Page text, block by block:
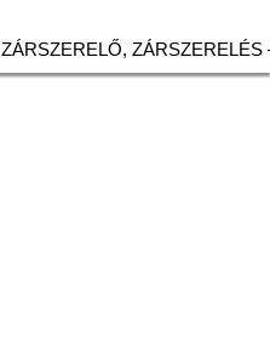
ZÁRSZERELŐ, ZÁRSZERELÉS